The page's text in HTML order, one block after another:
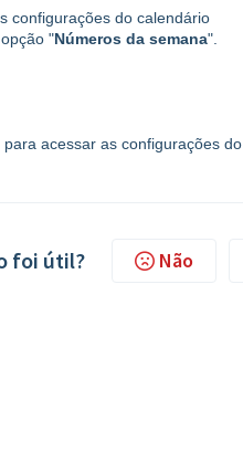
configurações do calendário
"Números da semana".
acessar as configurações
foi útil? Não